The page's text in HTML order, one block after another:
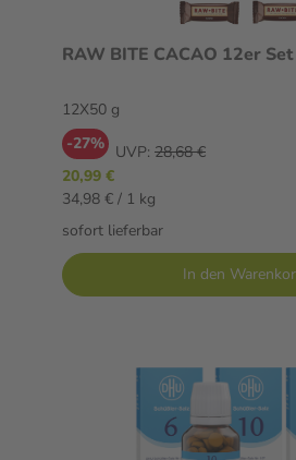
RAW BITE CACAO 12er
12X50 g
-27% UVP: 28,68 €
20,99 €
34,98 € / 1 kg
sofort lieferbar
In den